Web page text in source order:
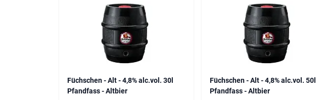
Füchschen - Alt - 4,8% alc.vol. 30l
Pfandfass - Altbier
Füchschen - Alt - 4,8% alc.vol. 50l
Pfandfass - Altbier